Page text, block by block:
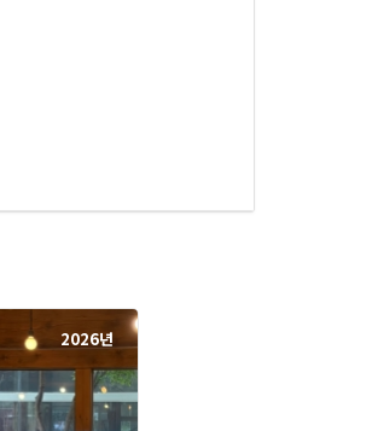
2026년